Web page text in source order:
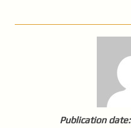
Publication date: